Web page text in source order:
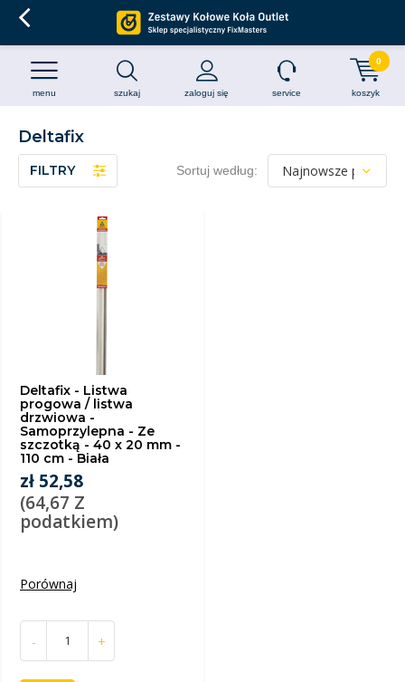
szukaj zaloguj się
menu service koszyk
0
Deltafix
FILTRY Sortuj według:
Deltafix - Listwa
progowa / listwa
drzwiowa -
Samoprzylepna - Ze
szczotką - 40 x 20 mm -
110 cm - Biała
zł 52,58
(64,67 Z
podatkiem)
Porównaj
- +